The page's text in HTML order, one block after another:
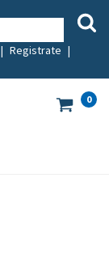
| Registrate |
0